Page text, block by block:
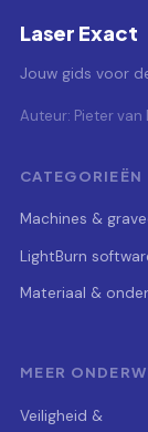
Laser Exact
Jouw gids voor
Auteur: Pieter van
CATEGORIEËN
Machines &
LightBurn
Materiaal &
MEER
Veiligheid &